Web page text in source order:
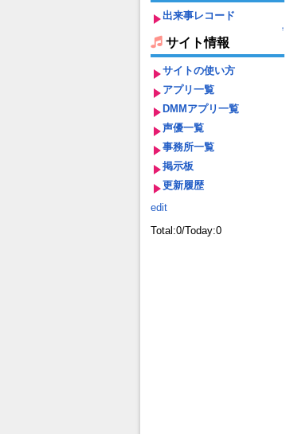
出来事レコード
↑
サイト情報
サイトの使い方
アプリ一覧
DMMアプリ一覧
声優一覧
事務所一覧
掲示板
更新履歴
edit
Total:0/Today:0